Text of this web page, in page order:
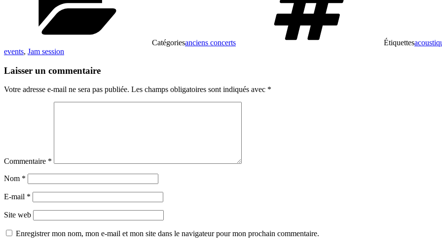
Catégoriesanciens concerts Étiquettes
events, Jam session
Laisser un commentaire
Votre adresse e-mail ne sera pas publiée. Les champs obligatoires sont indiqués avec *
Commentaire *
Nom *
E-mail *
Site web
Enregistrer mon nom, mon e-mail et mon site dans le navigateur pour mon prochain commentaire.